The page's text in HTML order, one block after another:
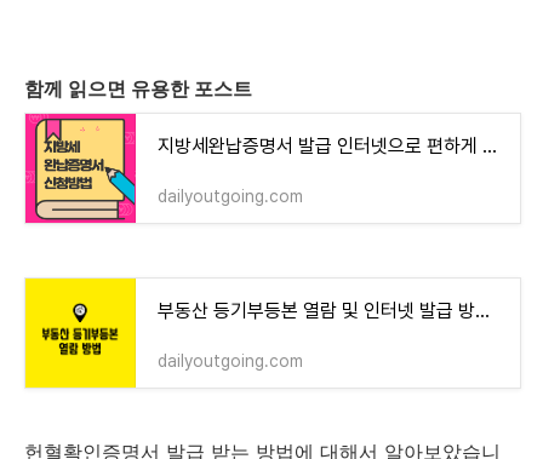
함께 읽으면 유용한 포스트
지방세완납증명서 발급 인터넷으로 편하게 하는 방법
dailyoutgoing.com
부동산 등기부등본 열람 및 인터넷 발급 방법 따라하기
dailyoutgoing.com
헌혈확인증명서 발급 받는 방법에 대해서 알아보았습니